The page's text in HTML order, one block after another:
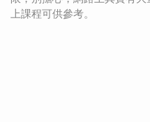
上課程可供參考。